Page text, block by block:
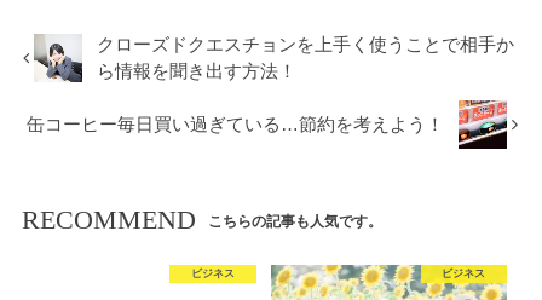
クローズドクエスチョンを上手く使うことで相手か
ら情報を聞き出す方法！
缶コーヒー毎日買い過ぎている…節約を考えよう！
RECOMMEND こちらの記事も人気です。
ビジネス ビジネス